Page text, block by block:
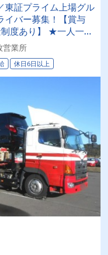
東証プライム上場グル
イバー募集！【賞与
制度あり】 ★一人一台
2万円UPのチャンス
休＆育休実績あり！
きやすい職場です♪
営業所
休日6日以上